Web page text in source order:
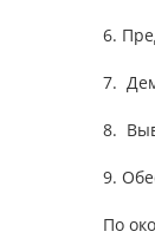
6.
7.
8.
9.
По